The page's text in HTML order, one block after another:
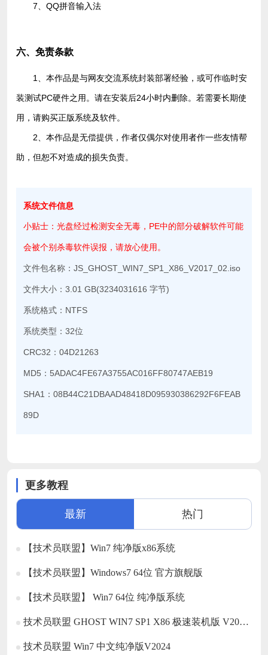
7、QQ拼音输入法
六、免责条款
1、本作品是与网友交流系统封装部署经验，或可作临时安
装测试PC硬件之用。请在安装后24小时内删除。若需要长期使
用，请购买正版系统及软件。
2、本作品是无偿提供，作者仅偶尔对使用者作一些友情帮
助，但恕不对造成的损失负责。
系统文件信息
小贴士：光盘经过检测安全无毒，PE中的部分破解软件可能
会被个别杀毒软件误报，请放心使用。
文件包名称：JS_GHOST_WIN7_SP1_X86_V2017_02.iso
文件大小：3.01 GB(3234031616 字节)
系统格式：NTFS
系统类型：32位
CRC32：04D21263
MD5：5ADAC4FE67A3755AC016FF80747AEB19
SHA1：08B44C21DBAAD48418D095930386292F6FEAB
89D
更多教程
最新 热门
【技术员联盟】Win7 纯净版x86系统
【技术员联盟】Windows7 64位 官方旗舰版
【技术员联盟】 Win7 64位 纯净版系统
技术员联盟 GHOST WIN7 SP1 X86 极速装机版 V2017.02 (
技术员联盟 Win7 中文纯净版V2024